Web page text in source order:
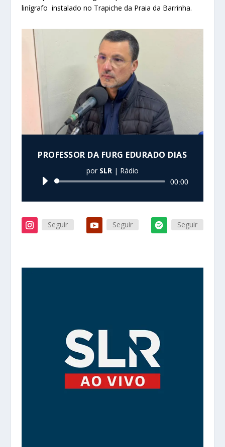
linígrafo instalado no Trapiche da Praia da Barrinha.
PROFESSOR DA FURG EDURADO DIAS
por SLR| Rádio
Tocador
áudio
00:00
Seguir Seguir Seguir